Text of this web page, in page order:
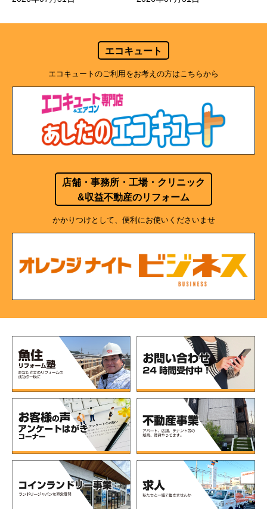
エコキュート
エコキュートのご利用をお考えの方はこちらから
店舗・事務所・工場・クリニック
&収益不動産のリフォーム
かかりつけとして、便利にお使いくださいませ